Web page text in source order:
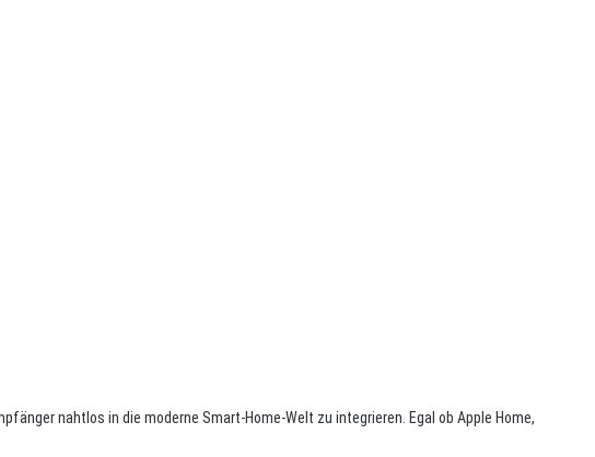
nahtlos in die moderne Smart-Home-Welt zu integrieren. Egal ob Apple Home,